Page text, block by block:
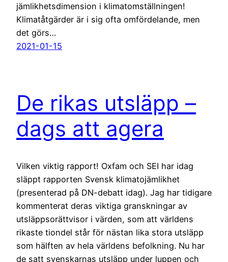
jämlikhetsdimension i klimatomställningen!
Klimatåtgärder är i sig ofta omfördelande, men
det görs…
2021-01-15
De rikas utsläpp –
dags att agera
Vilken viktig rapport! Oxfam och SEI har idag
släppt rapporten Svensk klimatojämlikhet
(presenterad på DN-debatt idag). Jag har tidigare
kommenterat deras viktiga granskningar av
utsläppsorättvisor i värden, som att världens
rikaste tiondel står för nästan lika stora utsläpp
som hälften av hela världens befolkning. Nu har
de satt svenskarnas utsläpp under luppen och